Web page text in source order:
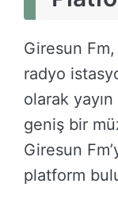
Giresun
radyo
olarak
geniş bir
Giresun
platform